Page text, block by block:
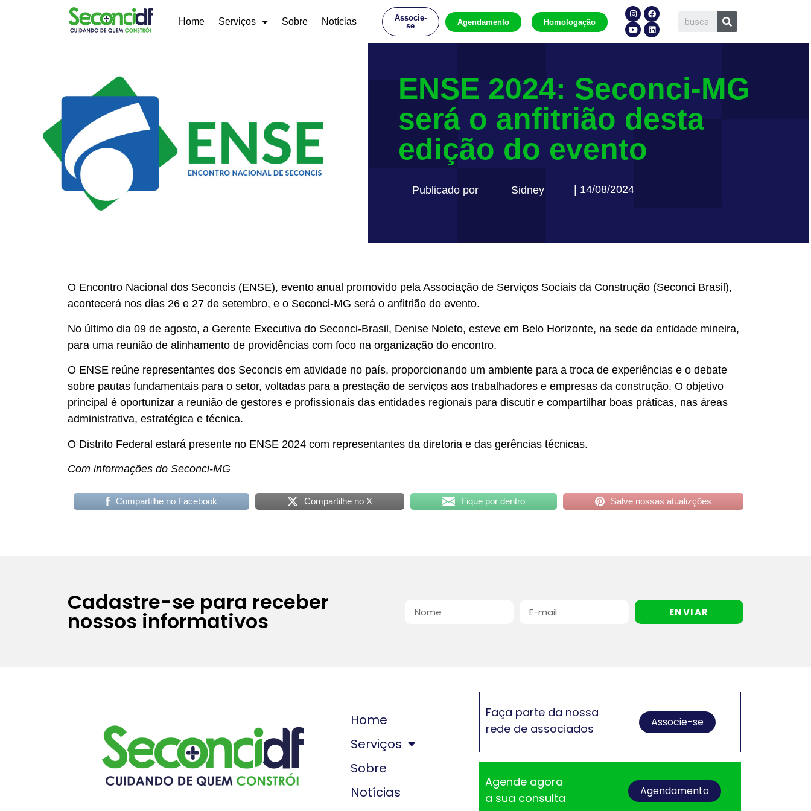
Home Serviços Sobre Notícias
Associe-
se
Agendamento Homologação
ENSE 2024: Seconci-MG
será o anfitrião desta
edição do evento
Publicado por Sidney | 14/08/2024
O Encontro Nacional dos Seconcis (ENSE), evento anual promovido pela Associação de Serviços Sociais da Construção (Seconci Brasil),
acontecerá nos dias 26 e 27 de setembro, e o Seconci-MG será o anfitrião do evento.
No último dia 09 de agosto, a Gerente Executiva do Seconci-Brasil, Denise Noleto, esteve em Belo Horizonte, na sede da entidade mineira,
para uma reunião de alinhamento de providências com foco na organização do encontro.
O ENSE reúne representantes dos Seconcis em atividade no país, proporcionando um ambiente para a troca de experiências e o debate
sobre pautas fundamentais para o setor, voltadas para a prestação de serviços aos trabalhadores e empresas da construção. O objetivo
principal é oportunizar a reunião de gestores e profissionais das entidades regionais para discutir e compartilhar boas práticas, nas áreas
administrativa, estratégica e técnica.
O Distrito Federal estará presente no ENSE 2024 com representantes da diretoria e das gerências técnicas.
Com informações do Seconci-MG
Compartilhe no Facebook Compartilhe no X Fique por dentro Salve nossas atualizções
Cadastre-se para receber
nossos informativos ENVIAR
Home
Serviços
Sobre
Notícias
Faça parte da nossa
rede de associados
Associe-se
Agende agora
a sua consulta
Agendamento